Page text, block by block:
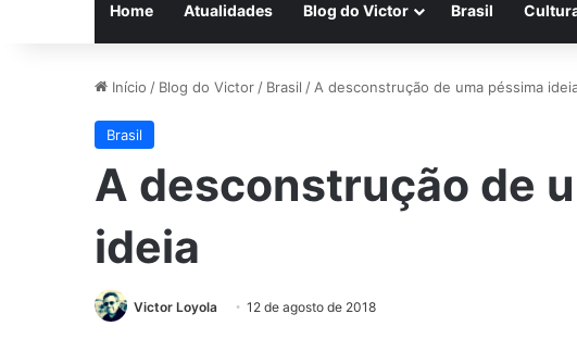
Home Atualidades Blog do Victor Brasil
Início / Blog do Victor / Brasil / A desconstrução de uma péssima
Brasil
A desconstrução de
ideia
Victor Loyola 12 de agosto de 2018